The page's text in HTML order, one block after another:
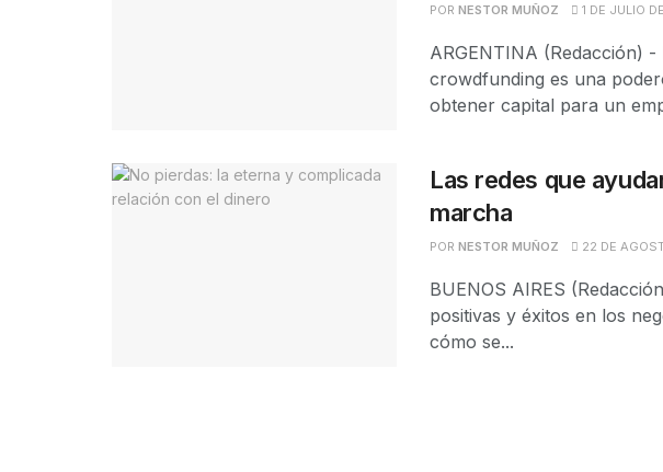
POR NESTOR MUÑOZ 1 DE JULIO
ARGENTINA (Redacción)
crowdfunding es una
obtener capital para un
Las redes que
marcha
POR NESTOR MUÑOZ 22 DE
BUENOS AIRES
positivas y éxitos en los
cómo se...